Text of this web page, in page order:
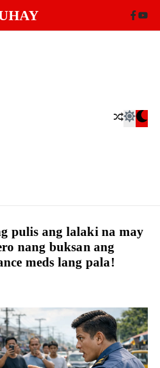
pulis ang lalaki na may
nang buksan ang
meds lang pala!